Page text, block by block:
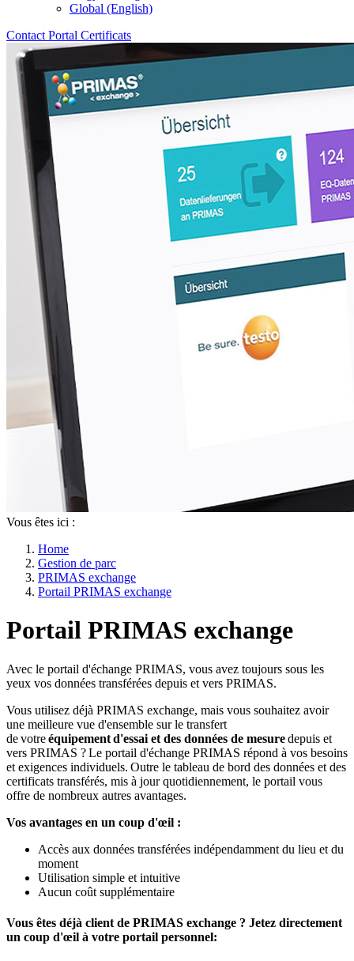
Global (English)
Contact Portal Certificats
Vous êtes ici :
Home
Gestion de parc
PRIMAS exchange
Portail PRIMAS exchange
Portail PRIMAS exchange
Avec le portail d'échange PRIMAS, vous avez toujours sous les
yeux vos données transférées depuis et vers PRIMAS.
Vous utilisez déjà PRIMAS exchange, mais vous souhaitez avoir
une meilleure vue d'ensemble sur le transfert
de votreéquipement d'essai et des données de mesuredepuis et
vers PRIMAS ? Le portail d'échange PRIMAS répond à vos besoins
et exigences individuels. Outre le tableau de bord des données et des
certificats transférés, mis à jour quotidiennement, le portail vous
offre de nombreux autres avantages.
Vos avantages en un coup d'œil :
Accès aux données transférées indépendamment du lieu et du
moment
Utilisation simple et intuitive
Aucun coût supplémentaire
Vous êtes déjà client de PRIMAS exchange ? Jetez directement
un coup d'œil à votre portail personnel: